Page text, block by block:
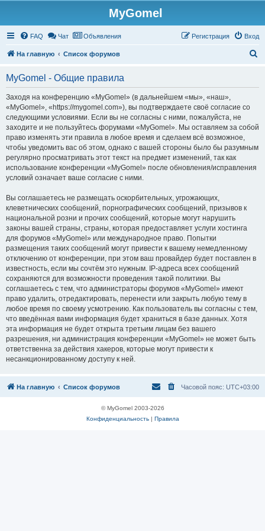
MyGomel
FAQ Чат Объявления Вход
Регистрация
На главную Список форумов
MyGomel - Общие правила
Заходя на конференцию «MyGomel» (в дальнейшем «мы», «наш»,
«MyGomel», «https://mygomel.com»), вы подтверждаете своё согласие со
следующими условиями. Если вы не согласны с ними, пожалуйста, не
заходите и не пользуйтесь форумами «MyGomel». Мы оставляем за собой
право изменять эти правила в любое время и сделаем всё возможное,
чтобы уведомить вас об этом, однако с вашей стороны было бы разумным
регулярно просматривать этот текст на предмет изменений, так как
использование конференции «MyGomel» после обновления/исправления
условий означает ваше согласие с ними.
Вы соглашаетесь не размещать оскорбительных, угрожающих,
клеветнических сообщений, порнографических сообщений, призывов к
национальной розни и прочих сообщений, которые могут нарушить
законы вашей страны, страны, которая предоставляет услуги хостинга
для форумов «MyGomel» или международное право. Попытки
размещения таких сообщений могут привести к вашему немедленному
отключению от конференции, при этом ваш провайдер будет поставлен в
известность, если мы сочтём это нужным. IP-адреса всех сообщений
сохраняются для возможности проведения такой политики. Вы
соглашаетесь с тем, что администраторы форумов «MyGomel» имеют
право удалить, отредактировать, перенести или закрыть любую тему в
любое время по своему усмотрению. Как пользователь вы согласны с тем,
что введённая вами информация будет храниться в базе данных. Хотя
эта информация не будет открыта третьим лицам без вашего
разрешения, ни администрация конференции «MyGomel» не может быть
ответственна за действия хакеров, которые могут привести к
несанкционированному доступу к ней.
На главную Список форумов Часовой пояс: UTC+03:00
© MyGomel 2003-2026
Конфиденциальность| Правила